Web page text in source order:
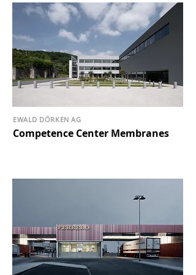
Competence Center Membranes
EWALD DÖRKEN AG